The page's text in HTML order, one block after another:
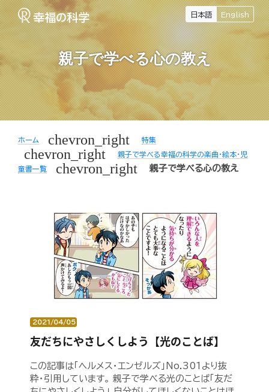
日本語 English
親子で学べる心の教え
ホーム chevron_right 特集
chevron_right
親子で学べる幸福の科学の楽曲・絵本・児
童書一覧
chevron_right 親子で学べる心の教え
2021/04/05
友だちにやさしくしよう【光のことば】
この記事は「ヘルメス・エンゼルズ」No.301より抜
粋・引用しています。 親子で学べる光のことば「友だ